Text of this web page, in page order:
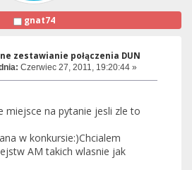
gnat74
zestawianie połączenia DUN
Czerwiec 27, 2011, 19:20:44 »
miejsce na pytanie jesli zle to
w konkursie:)Chcialem
AM takich wlasnie jak